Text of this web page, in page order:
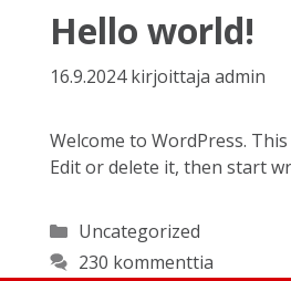
Hello world!
16.9.2024 kirjoittaja admin
Welcome to WordPress.
Edit or delete it, then start
Kategoriat
Uncategorized
230 kommenttia